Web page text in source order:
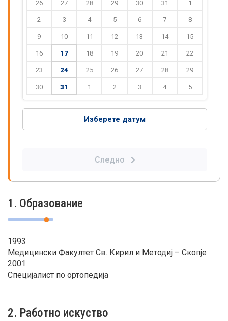
26 27 28 29 30 31 1
2 3 4 5 6 7 8
9 10 11 12 13 14 15
16 17 18 19 20 21 22
23 24 25 26 27 28 29
30 31 1 2 3 4 5
Изберете датум
Следно
1. Образование
1993
Медицински Факултет Св. Кирил и Методиј – Скопје
2001
Специјалист по ортопедија
2. Работно искуство